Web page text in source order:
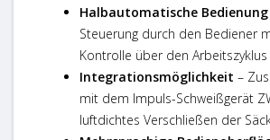
Halbautomatische Bedienung
Steuerung durch den Bediener
Kontrolle über den Arbeitszyklus
Integrationsmöglichkeit –
mit dem Impuls-Schweißgerät
luftdichtes Verschließen der